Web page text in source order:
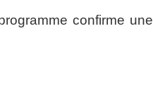
confirme une